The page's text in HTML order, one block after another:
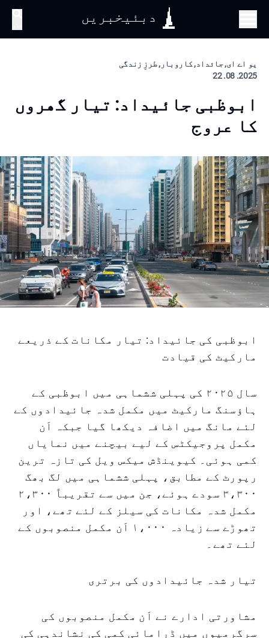
دبئیخبریں
یو اے ای, جائداد, کاروبار, طرزِ زندگی
2025. 08. 22
ابوظبی جائیداد: تیار گھروں
کا عروج
ابوظبی کی جائیداد: تیار مکانات کے ذریعے
مارکیٹ کی قیادت
سال ۲۰۲۵ کی پہلی ششماہی میں ابوظبی کے
ہاؤسنگ مارکیٹ میں مکمل شدہ جائیدادوں کے
لئے مانگ میں اضافہ دیکھا گیا جبکہ اَن
مکمل پروجیکٹس کے لیے بیچنے میں نمایاں
کمی ہوئی۔ کیوینڈش میکس ویل کی تازہ ترین
رپورٹ کے مطابق، پہلی ششماہی میں لگ بھگ
۳،۳۰۰ سودے ہوئے، جن میں سے تقریباً ۲،۳۰۰
مکمل شدہ مکانات کی سیلز کے لئے تھے، اور
تھوڑے سے زیادہ ۱،۰۰۰ اَن مکمل منصوبوں کے
لئے تھے۔
تیار شدہ جائیدادوں کی برتری
مشاورتی ادارے نے اَن مکمل منصوبوں کی
سرگرمیوں میں ڈرامائی کمی کی نشاندہی کی